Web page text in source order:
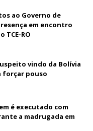
ao Governo de
em encontro
TCE-RO
vindo da Bolívia
forçar pouso
é executado com
a madrugada em